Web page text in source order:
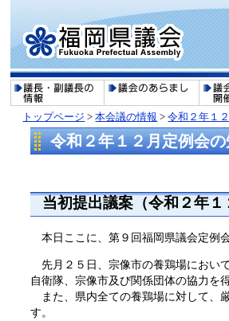
トップページ >本会議の情報 >令和２年１
令和２年１２月定例会
当初提出議案（令和２年１
本日ここに、第９回福岡県議会定例
先月２５日、宗像市の養鶏場におい
自衛隊、宗像市及び関係団体の協力を
また、県内全ての養鶏場に対して、
す。